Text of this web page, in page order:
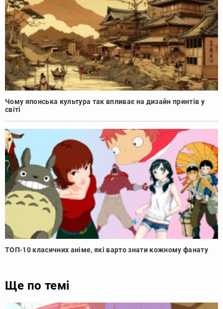
Чому японська культура так впливає на дизайн принтів у
світі
ТОП-10 класичних аніме, які варто знати кожному фанату
Ще по темі